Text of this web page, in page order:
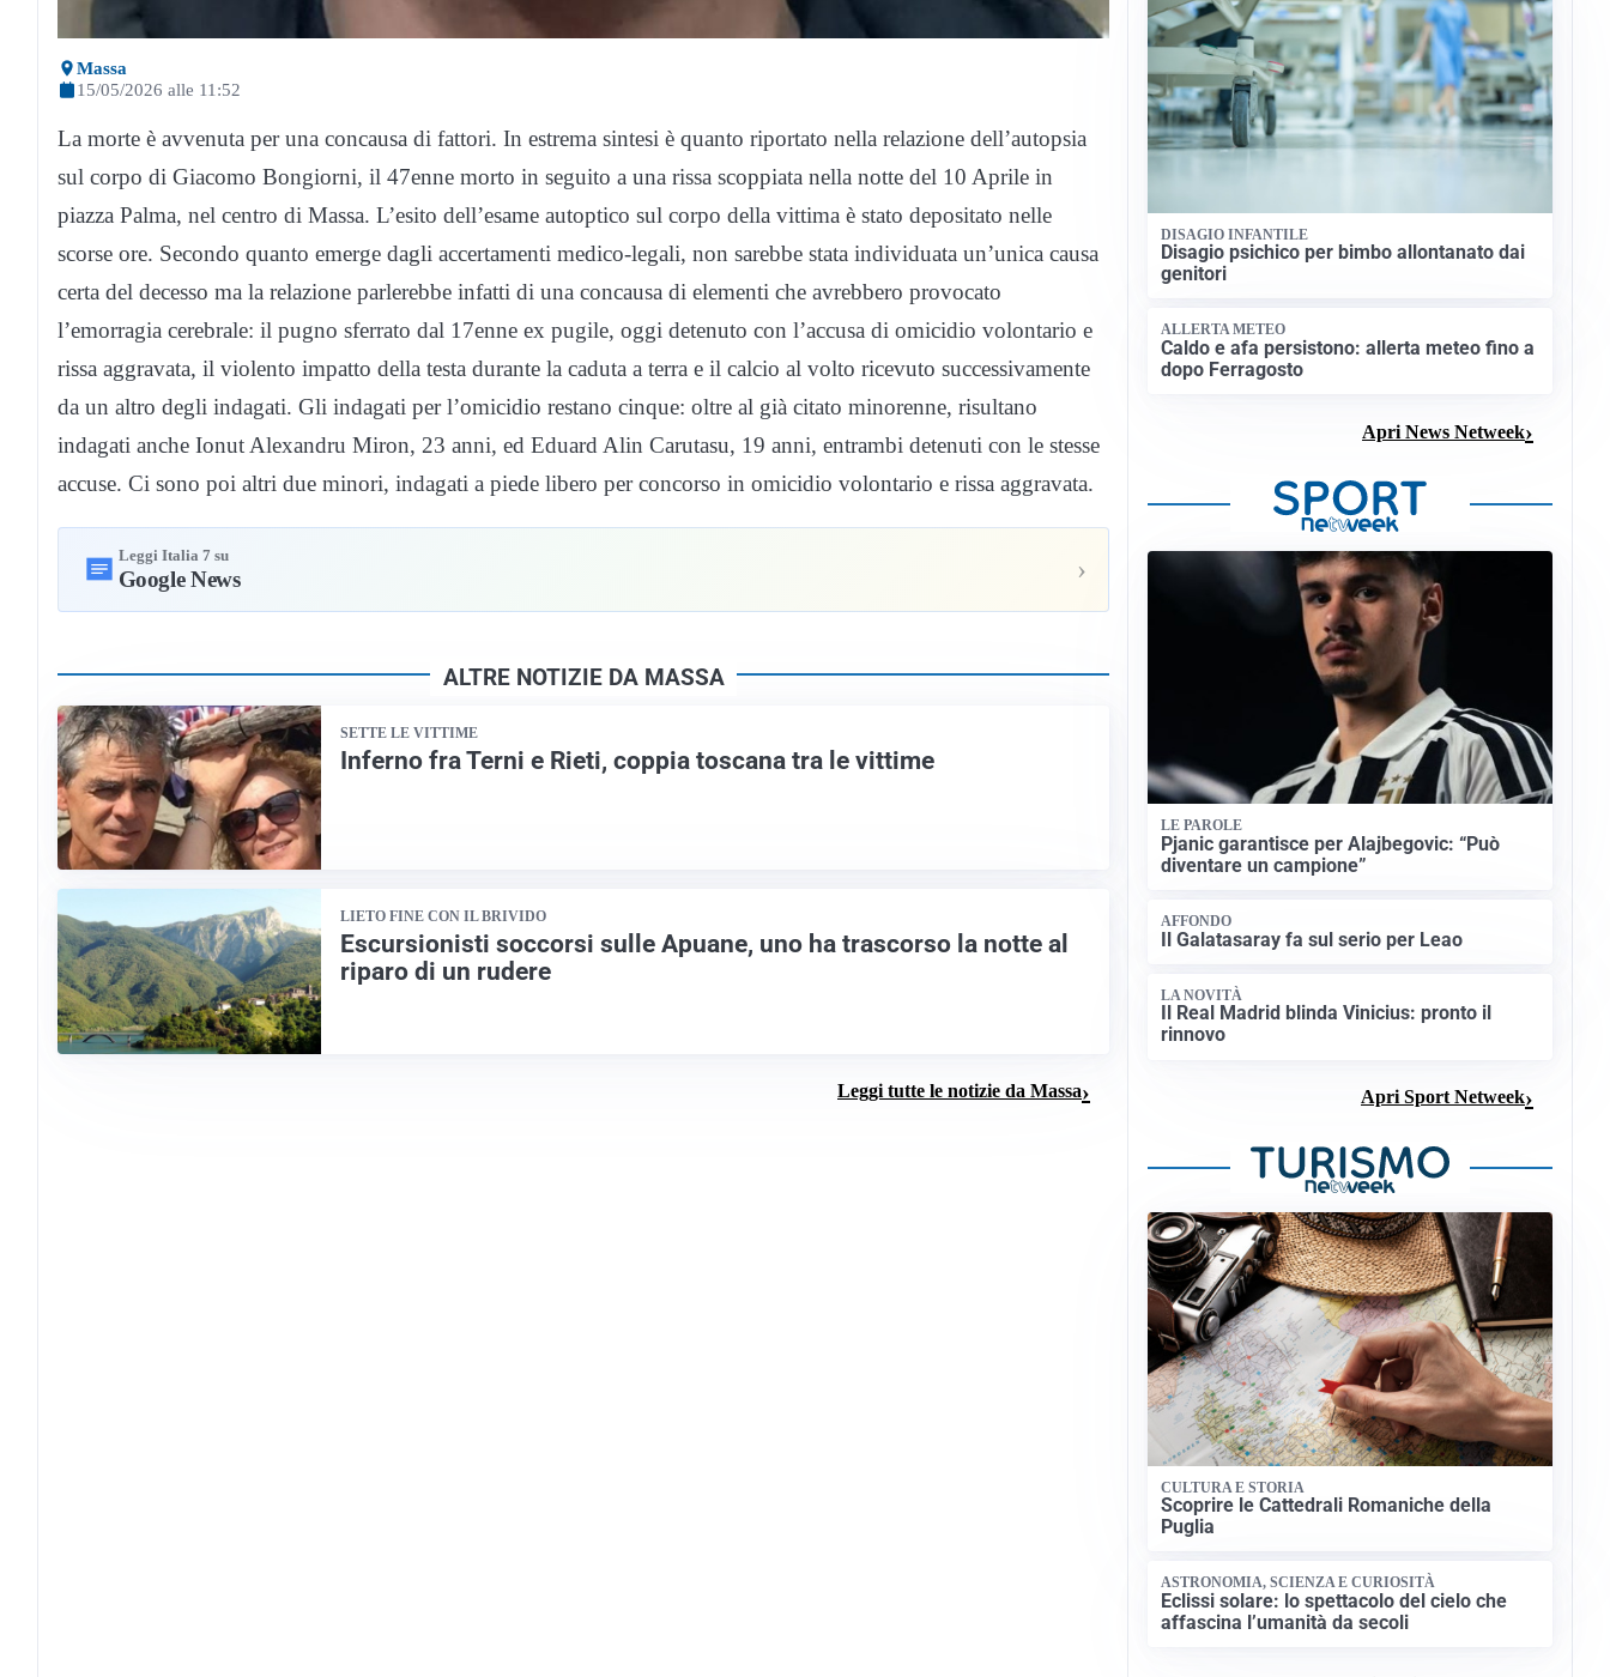
Massa
15/05/2026 alle 11:52
La morte è avvenuta per una concausa di fattori. In estrema sintesi è quanto riportato nella relazione dell’autopsia
sul corpo di Giacomo Bongiorni, il 47enne morto in seguito a una rissa scoppiata nella notte del 10 Aprile in
piazza Palma, nel centro di Massa. L’esito dell’esame autoptico sul corpo della vittima è stato depositato nelle
scorse ore. Secondo quanto emerge dagli accertamenti medico-legali, non sarebbe stata individuata un’unica causa
certa del decesso ma la relazione parlerebbe infatti di una concausa di elementi che avrebbero provocato
l’emorragia cerebrale: il pugno sferrato dal 17enne ex pugile, oggi detenuto con l’accusa di omicidio volontario e
rissa aggravata, il violento impatto della testa durante la caduta a terra e il calcio al volto ricevuto successivamente
da un altro degli indagati. Gli indagati per l’omicidio restano cinque: oltre al già citato minorenne, risultano
indagati anche Ionut Alexandru Miron, 23 anni, ed Eduard Alin Carutasu, 19 anni, entrambi detenuti con le stesse
accuse. Ci sono poi altri due minori, indagati a piede libero per concorso in omicidio volontario e rissa aggravata.
Leggi Italia 7 su
Google News ›
ALTRE NOTIZIE DA MASSA
SETTE LE VITTIME
Inferno fra Terni e Rieti, coppia toscana tra le vittime
LIETO FINE CON IL BRIVIDO
Escursionisti soccorsi sulle Apuane, uno ha trascorso la notte al
riparo di un rudere
Leggi tutte le notizie da Massa
DISAGIO INFANTILE
Disagio psichico per bimbo allontanato dai
genitori
ALLERTA METEO
Caldo e afa persistono: allerta meteo fino a
dopo Ferragosto
Apri News Netweek
LE PAROLE
Pjanic garantisce per Alajbegovic: “Può
diventare un campione”
AFFONDO
Il Galatasaray fa sul serio per Leao
LA NOVITÀ
Il Real Madrid blinda Vinicius: pronto il
rinnovo
Apri Sport Netweek
CULTURA E STORIA
Scoprire le Cattedrali Romaniche della
Puglia
ASTRONOMIA, SCIENZA E CURIOSITÀ
Eclissi solare: lo spettacolo del cielo che
affascina l’umanità da secoli